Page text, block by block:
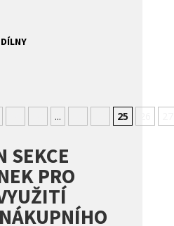
... 25
SEKCE
PRO